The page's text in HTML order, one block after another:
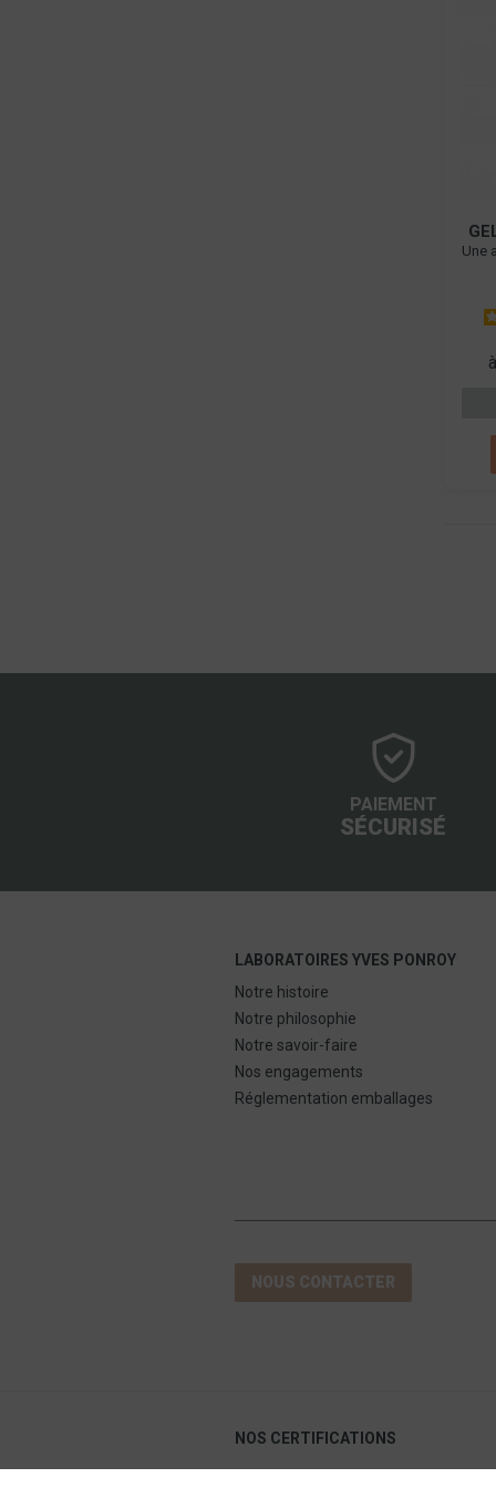
Une
PAIEMENT
SÉCURISÉ
LABORATOIRES YVES PONROY
Notre histoire
Notre philosophie
Notre savoir-faire
Nos engagements
Réglementation emballages
NOUS CONTACTER
NOS CERTIFICATIONS